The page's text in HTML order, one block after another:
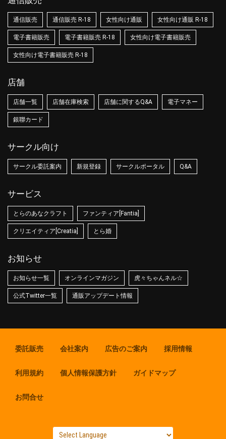
通信販売 通信販売 R-18 女性向け通販 女性向け通販 R-18
電子書籍販売 電子書籍販売 R-18 女性向け電子書籍販売
女性向け電子書籍販売 R-18
店舗
店舗一覧 店舗在庫検索 店舗に関するQ&A 電子マネー
銀聯カード
サークル向け
サークル委託案内 新規登録 サークルポータル Q&A
サービス
とらのあなクラフト ファンティア[Fantia]
クリエイティア[Creatia] とら婚
お知らせ
お知らせ一覧 オンラインマガジン 虎々ちゃんネル☆
公式Twitter一覧 通販アップデート情報
委託販売 会社案内 広告のご案内 採用情報
利用規約 個人情報保護方針 ガイドマップ
お問合せ